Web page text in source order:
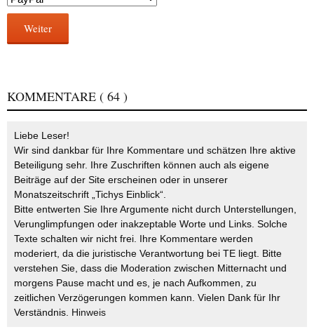
Weiter
KOMMENTARE ( 64 )
Liebe Leser!
Wir sind dankbar für Ihre Kommentare und schätzen Ihre aktive
Beteiligung sehr. Ihre Zuschriften können auch als eigene
Beiträge auf der Site erscheinen oder in unserer
Monatszeitschrift „Tichys Einblick“.
Bitte entwerten Sie Ihre Argumente nicht durch Unterstellungen,
Verunglimpfungen oder inakzeptable Worte und Links. Solche
Texte schalten wir nicht frei. Ihre Kommentare werden
moderiert, da die juristische Verantwortung bei TE liegt. Bitte
verstehen Sie, dass die Moderation zwischen Mitternacht und
morgens Pause macht und es, je nach Aufkommen, zu
zeitlichen Verzögerungen kommen kann. Vielen Dank für Ihr
Verständnis. Hinweis